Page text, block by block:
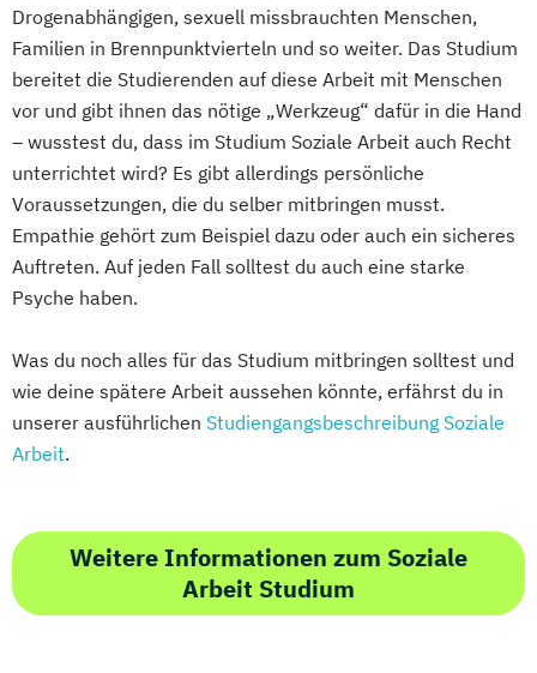
Drogenabhängigen, sexuell missbrauchten Menschen,
Familien in Brennpunktvierteln und so weiter. Das Studium
bereitet die Studierenden auf diese Arbeit mit Menschen
vor und gibt ihnen das nötige „Werkzeug“ dafür in die Hand
– wusstest du, dass im Studium Soziale Arbeit auch Recht
unterrichtet wird? Es gibt allerdings persönliche
Voraussetzungen, die du selber mitbringen musst.
Empathie gehört zum Beispiel dazu oder auch ein sicheres
Auftreten. Auf jeden Fall solltest du auch eine starke
Psyche haben.
Was du noch alles für das Studium mitbringen solltest und
wie deine spätere Arbeit aussehen könnte, erfährst du in
unserer ausführlichen Studiengangsbeschreibung Soziale
Arbeit.
Weitere Informationen zum Soziale
Arbeit Studium